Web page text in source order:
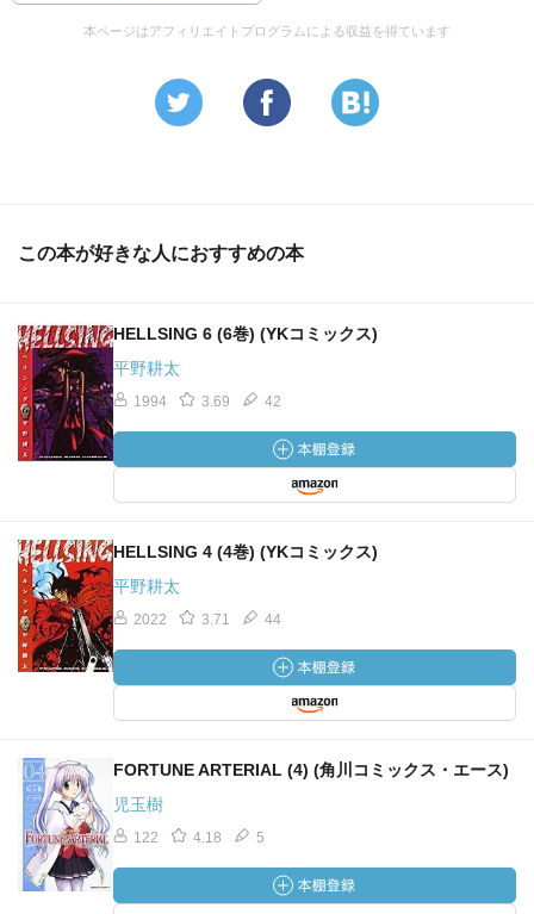
本ページはアフィリエイトプログラムによる収益を得ています
この本が好きな人におすすめの本
HELLSING 6 (6巻) (YKコミックス)
平野耕太
1994 3.69 42
HELLSING 4 (4巻) (YKコミックス)
平野耕太
2022 3.71 44
FORTUNE ARTERIAL (4) (角川コミックス・エース)
児玉樹
122 4.18 5